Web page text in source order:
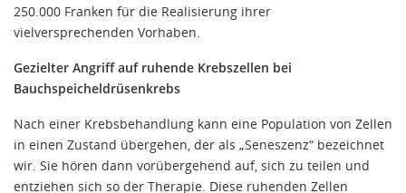
250.000 Franken für die Realisierung ihrer
vielversprechenden Vorhaben.
Gezielter Angriff auf ruhende Krebszellen bei
Bauchspeicheldrüsenkrebs
Nach einer Krebsbehandlung kann eine Population von Zellen
in einen Zustand übergehen, der als „Seneszenz“ bezeichnet
wir. Sie hören dann vorübergehend auf, sich zu teilen und
entziehen sich so der Therapie. Diese ruhenden Zellen